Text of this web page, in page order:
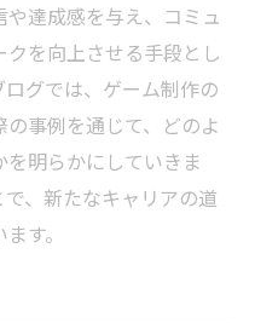
達成感を与え、コミュ
を向上させる手段とし
グでは、ゲーム制作の
事例を通じて、どのよ
明らかにしていきま
、新たなキャリアの道
す。